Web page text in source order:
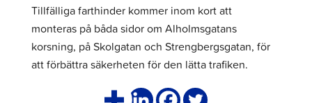
Tillfälliga farthinder kommer inom kort att
monteras på båda sidor om Alholmsgatans
korsning, på Skolgatan och Strengbergsgatan, för
att förbättra säkerheten för den lätta trafiken.